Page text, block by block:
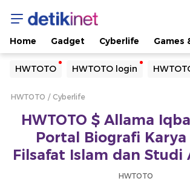
Home Gadget Cyberlife Games
HWTOTO HWTOTO login
Yang sedang ramai dicari
Loading...
Loading...
HWTOTO Cyberlife
HWTOTO $ Allama
Portal Biografi Karya
Filsafat Islam dan Studi
HWTOTO